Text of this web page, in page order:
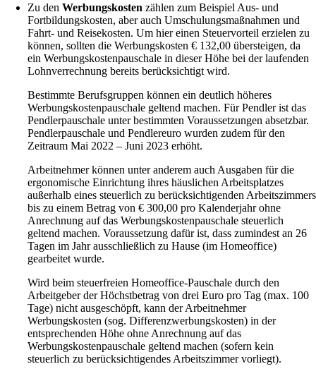
Zu denWerbungskosten zählen zum Beispiel Aus- und
Fortbildungskosten, aber auch Umschulungsmaßnahmen und
Fahrt- und Reisekosten. Um hier einen Steuervorteil erzielen zu
können, sollten die Werbungskosten € 132,00 übersteigen, da
ein Werbungskostenpauschale in dieser Höhe bei der laufenden
Lohnverrechnung bereits berücksichtigt wird.
Bestimmte Berufsgruppen können ein deutlich höheres
Werbungskostenpauschale geltend machen. Für Pendler ist das
Pendlerpauschale unter bestimmten Voraussetzungen absetzbar.
Pendlerpauschale und Pendlereuro wurden zudem für den
Zeitraum Mai 2022 – Juni 2023 erhöht.
Arbeitnehmer können unter anderem auch Ausgaben für die
ergonomische Einrichtung ihres häuslichen Arbeitsplatzes
außerhalb eines steuerlich zu berücksichtigenden Arbeitszimmers
bis zu einem Betrag von € 300,00 pro Kalenderjahr ohne
Anrechnung auf das Werbungskostenpauschale steuerlich
geltend machen. Voraussetzung dafür ist, dass zumindest an 26
Tagen im Jahr ausschließlich zu Hause (im Homeoffice)
gearbeitet wurde.
Wird beim steuerfreien Homeoffice-Pauschale durch den
Arbeitgeber der Höchstbetrag von drei Euro pro Tag (max. 100
Tage) nicht ausgeschöpft, kann der Arbeitnehmer
Werbungskosten (sog. Differenzwerbungskosten) in der
entsprechenden Höhe ohne Anrechnung auf das
Werbungskostenpauschale geltend machen (sofern kein
steuerlich zu berücksichtigendes Arbeitszimmer vorliegt).